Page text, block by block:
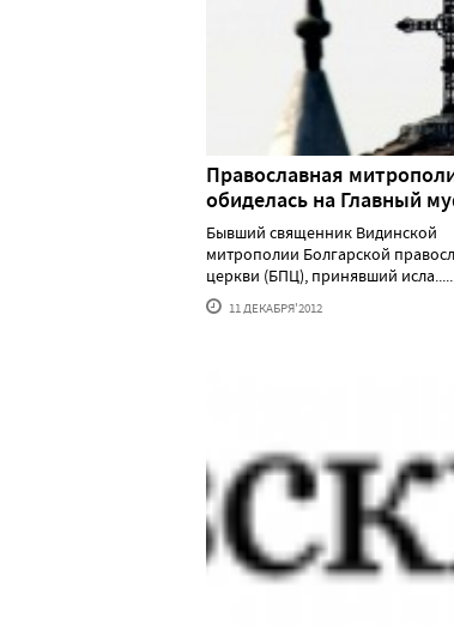
Православная
обиделась на Главный
Бывший священник Видинской
митрополии Болгарской
церкви (БПЦ), принявший
11 ДЕКАБРЯ'2012